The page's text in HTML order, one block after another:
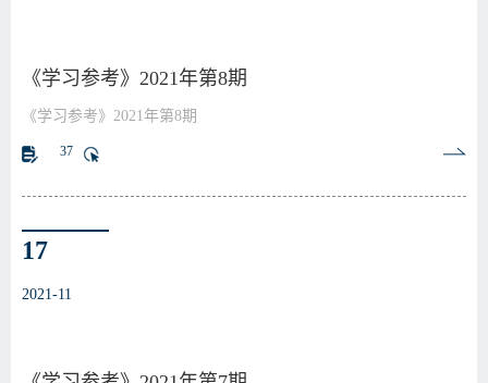
《学习参考》2021年第8期
《学习参考》2021年第8期
37
17
2021-11